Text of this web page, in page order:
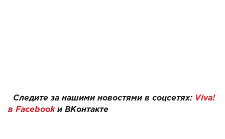
Следите за нашими новостями в соцсетях: Viva!
в Facebookи ВКонтакте